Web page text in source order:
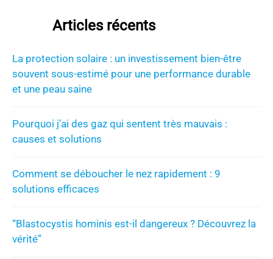
Articles récents
La protection solaire : un investissement bien-être
souvent sous-estimé pour une performance durable
et une peau saine
Pourquoi j’ai des gaz qui sentent très mauvais :
causes et solutions
Comment se déboucher le nez rapidement : 9
solutions efficaces
“Blastocystis hominis est-il dangereux ? Découvrez la
vérité”